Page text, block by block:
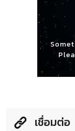
เชื่อมต่อ